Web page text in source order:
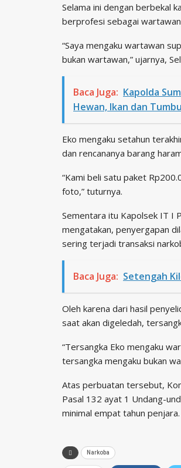
Selama ini dengan berbekal
berprofesi sebagai
“Saya mengaku wartawan
bukan wartawan,” ujarnya,
Baca Juga: Kapolda
Hewan, Ikan dan
Eko mengaku setahun
dan rencananya barang
“Kami beli satu paket
foto,” tuturnya.
Sementara itu Kapolsek IT I
mengatakan, penyergapan
sering terjadi transaksi
Baca Juga: Setengah
Oleh karena dari hasil
saat akan digeledah,
“Tersangka Eko mengaku
tersangka mengaku bukan
Atas perbuatan tersebut,
Pasal 132 ayat 1 Undang-
minimal empat tahun penjara.
Narkoba